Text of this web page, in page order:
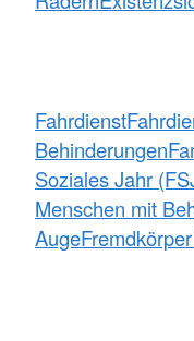
Fahrdienst
Behinderungen
Soziales Jahr
Menschen mit
Auge